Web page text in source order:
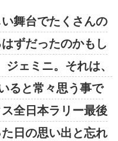
舞台でたくさんの
ずだったのかもし
ェミニ。それは、
ると常々思う事で
全日本ラリー最後
日の思い出と忘れ